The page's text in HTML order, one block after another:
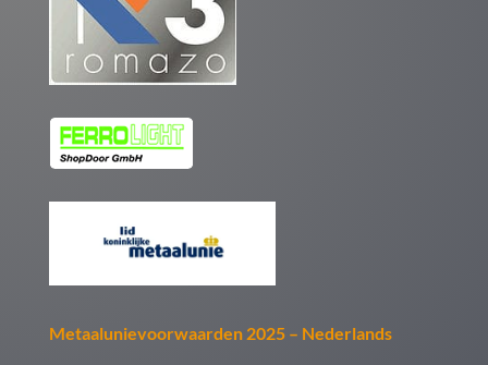
Metaalunievoorwaarden 2025 – Nederlands